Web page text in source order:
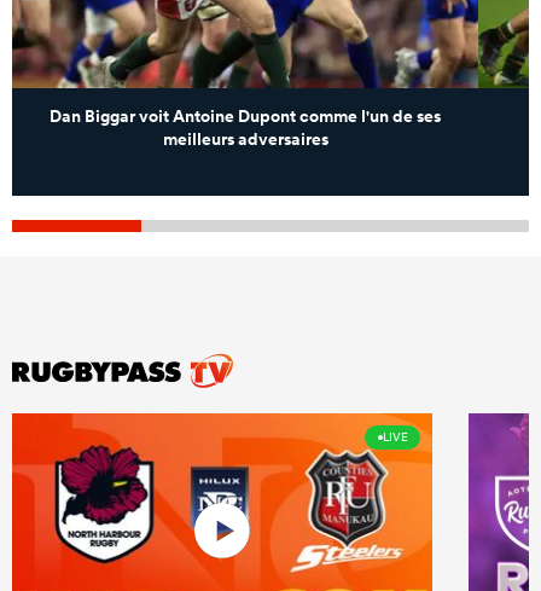
Dan Biggar voit Antoine Dupont comme l'un de ses
meilleurs adversaires
LIVE